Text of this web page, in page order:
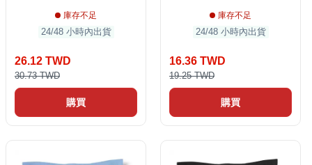
庫存不足
24/48 小時內出貨
26.12 TWD
30.73 TWD
購買
庫存不足
24/48 小時內出貨
16.36 TWD
19.25 TWD
購買